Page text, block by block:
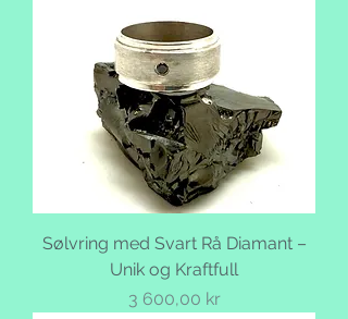
Sølvring med Svart Rå Diamant –
Unik og Kraftfull
Pris
3 600,00 kr